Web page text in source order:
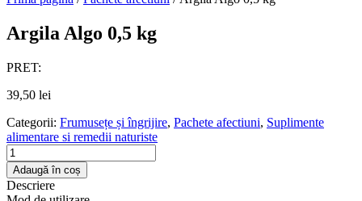
Argila Algo 0,5 kg
PRET:
39,50 lei
Categorii: Frumusețe și îngrijire, Pachete afectiuni, Suplimente
alimentare si remedii naturiste
Cantitate
Argila
Algo
0,5
Adaugă în coș
Descriere